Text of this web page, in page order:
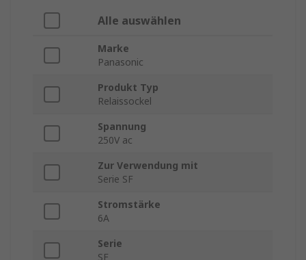
Alle auswählen
Marke
Panasonic
Produkt Typ
Relaissockel
Spannung
250V ac
Zur Verwendung mit
Serie SF
Stromstärke
6A
Serie
SF